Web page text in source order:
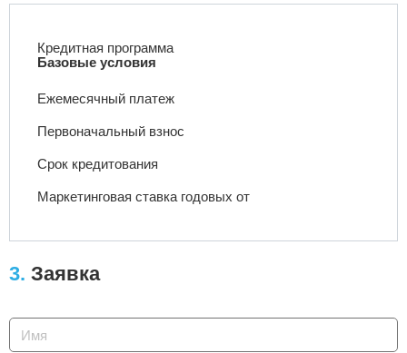
Кредитная программа
Базовые условия
Ежемесячный платеж
Первоначальный взнос
Срок кредитования
Маркетинговая ставка годовых от
3. Заявка